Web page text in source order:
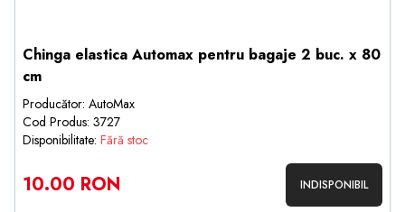
Chinga elastica Automax pentru bagaje 2 buc. x 80
cm
Producător: AutoMax
Cod Produs: 3727
Disponibilitate: Fără stoc
10.00 RON INDISPONIBIL